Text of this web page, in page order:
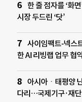
한 줄 점자를 ‘화
시장 두드린 ‘닷’
사이임팩트-넥스
한 AI 리빙랩 업무 협
아시아ㆍ태평양
다리…국제기구·재